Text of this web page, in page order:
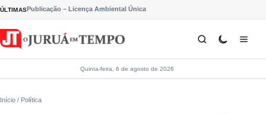
Pular para o conteúdo
ÚLTIMASPublicação – Licença Ambiental Única
Quinta-feira, 6 de agosto de 2026
Início / Política